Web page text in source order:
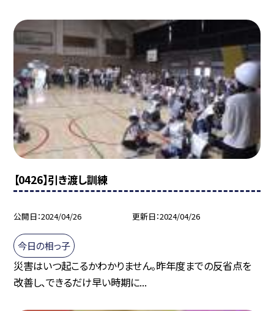
【0426】引き渡し訓練
公開日 2024/04/26 更新日 2024/04/26
今日の相っ子
災害はいつ起こるかわかりません。昨年度までの反省点を
改善し、できるだけ早い時期に...